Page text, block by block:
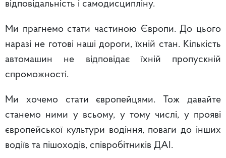
відповідальність і самодисципліну.
Ми прагнемо стати частиною Європи. До цього
наразі не готові наші дороги, їхній стан. Кількість
автомашин не відповідає їхній пропускній
спроможності.
Ми хочемо стати європейцями. Тож давайте
станемо ними у всьому, у тому числі, у прояві
європейської культури водіння, поваги до інших
водіїв та пішоходів, співробітників ДАІ.